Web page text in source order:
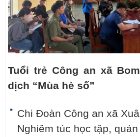
Tuổi trẻ Công an xã
dịch “Mùa hè số”
Chi Đoàn Công an xã
Nghiêm túc học tập,